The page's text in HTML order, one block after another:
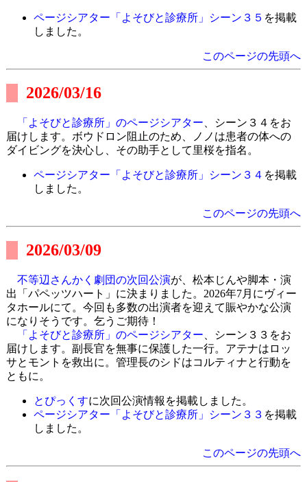
ページシアター「よそびと診療所」シーン３５ を掲載
しました。
このページの先頭へ
2026/03/16
「よそびと診療所」のページシアター 、シーン３４をお
届けします。ボウドロン阻止のため、ノノは患者の体への
ダイビングを決心し、その助手として里桜を指名。
ページシアター「よそびと診療所」シーン３４ を掲載
しました。
このページの先頭へ
2026/03/09
不等辺さんかく劇団の次回公演が、松本じんや脚本・演
出「パペッツハート」に決まりました。2026年7月にヴィー
タホールにて。今回も多数の出演者を迎えて賑やかな公演
になりそうです。乞うご期待！
「よそびと診療所」のページシアター 、シーン３３をお
届けします。副長官を無事に保護した一行。アテナはロッ
サとモントを救出に。管理長のシドはコルティナと行動を
ともに。
とぴっくすに次回公演情報を掲載しました。
ページシアター「よそびと診療所」シーン３３ を掲載
しました。
このページの先頭へ